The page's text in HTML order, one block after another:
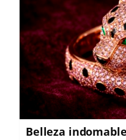
Belleza indomable